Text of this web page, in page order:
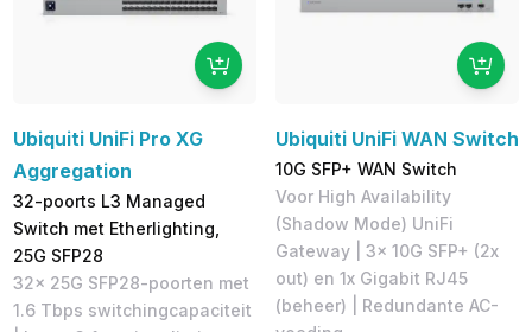
Ubiquiti UniFi Pro XG
Aggregation
32-poorts L3 Managed
Switch met Etherlighting,
25G SFP28
32x 25G SFP28-poorten met
1.6 Tbps switchingcapaciteit
Ubiquiti UniFi WAN Switch
10G SFP+ WAN Switch
Voor High Availability
(Shadow Mode) UniFi
Gateway | 3x 10G SFP+ (2x
out) en 1x Gigabit RJ45
(beheer) | Redundante AC-